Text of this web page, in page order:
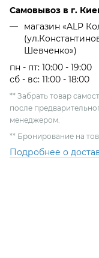
Самовывоз в г.
магазин «ALP
Шевченко»)
пн - пт: 10:00 - 19:00
сб - вс: 11:00 - 18:00
** Забрать товар
после
менеджером.
** Бронирование на
Подробнее о